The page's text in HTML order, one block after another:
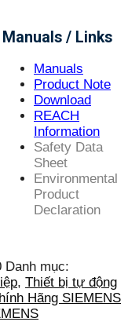
Manuals / Links
Manuals
Product Note
Download
REACH
Information
Safety Data
Sheet
Environmental
Product
Declaration
Danh mục:
, Thiết bị tự động
Hãng SIEMENS